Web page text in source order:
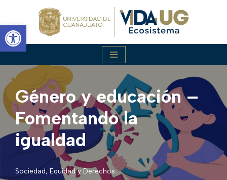
Abrir barra de herramientas
Saltar
al
contenido
Género y educación –
Fomentando la
igualdad
Sociedad, Equidad y Derechos